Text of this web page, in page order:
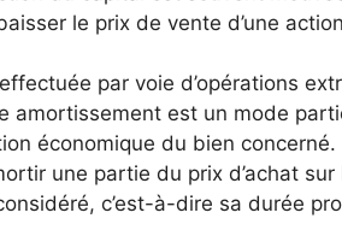
le prix de vente d’une
par voie d’opérations
amortissement est un mode
économique du bien
une partie du prix d’achat
c’est-à-dire sa durée